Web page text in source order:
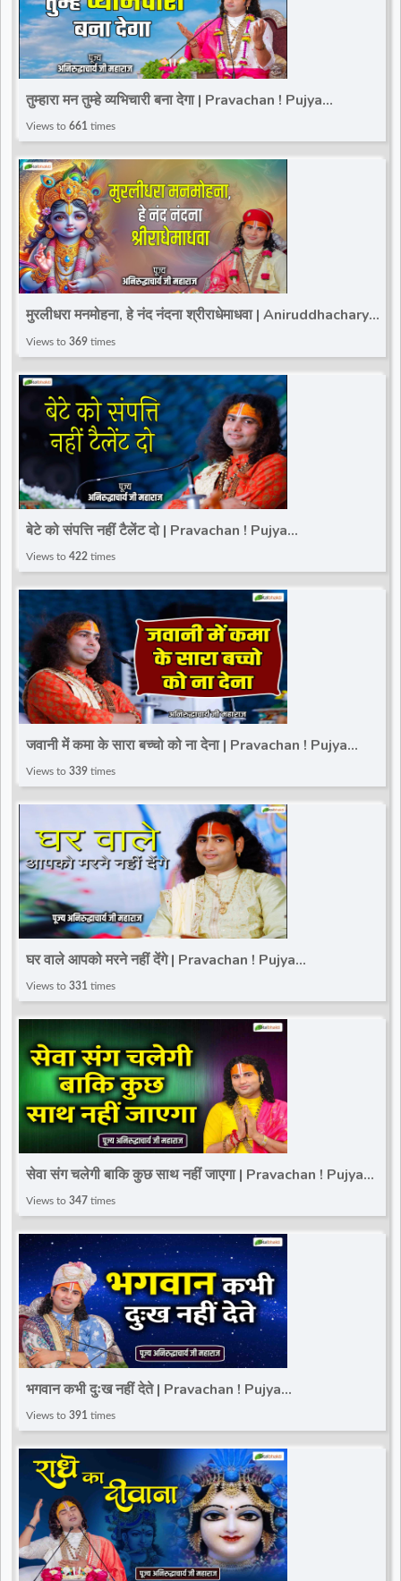
तुम्हारा मन तुम्हे व्यभिचारी बना देगा | Pravachan ! Pujya
Aniruddhacharya Ji Maharaj
Views to 661 times
मुरलीधरा मनमोहना, हे नंद नंदना श्रीराधेमाधवा | Aniruddhacharya
Ji Maharaj | Shri Krishna Bhajan 2025
Views to 369 times
बेटे को संपत्ति नहीं टैलेंट दो | Pravachan ! Pujya
Aniruddhacharya Ji Maharaj
Views to 422 times
जवानी में कमा के सारा बच्चो को ना देना | Pravachan ! Pujya
Aniruddhacharya Ji Maharaj
Views to 339 times
घर वाले आपको मरने नहीं देंगे | Pravachan ! Pujya
Aniruddhacharya Ji Maharaj
Views to 331 times
सेवा संग चलेगी बाकि कुछ साथ नहीं जाएगा | Pravachan ! Pujya
Aniruddhacharya Ji Maharaj
Views to 347 times
भगवान कभी दुःख नहीं देते | Pravachan ! Pujya
Aniruddhacharya Ji Maharaj
Views to 391 times